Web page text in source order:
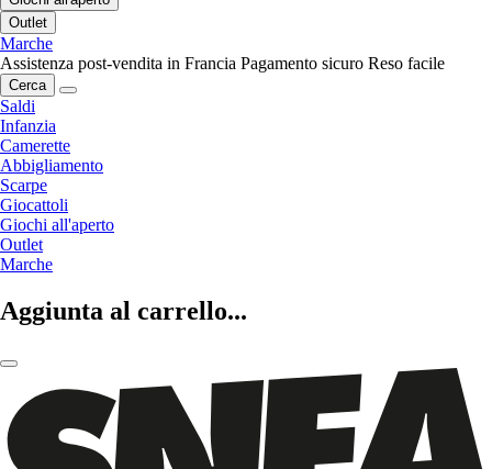
Outlet
Marche
Assistenza post-vendita in Francia Pagamento sicuro Reso facile
Cerca
Saldi
Infanzia
Camerette
Abbigliamento
Scarpe
Giocattoli
Giochi all'aperto
Outlet
Marche
Aggiunta al carrello...